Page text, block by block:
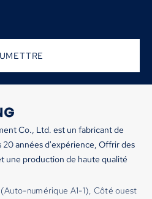
Co., Ltd. est un fabricant de
20 années d'expérience, Offrir des
une production de haute qualité
numérique A1-1), Côté ouest